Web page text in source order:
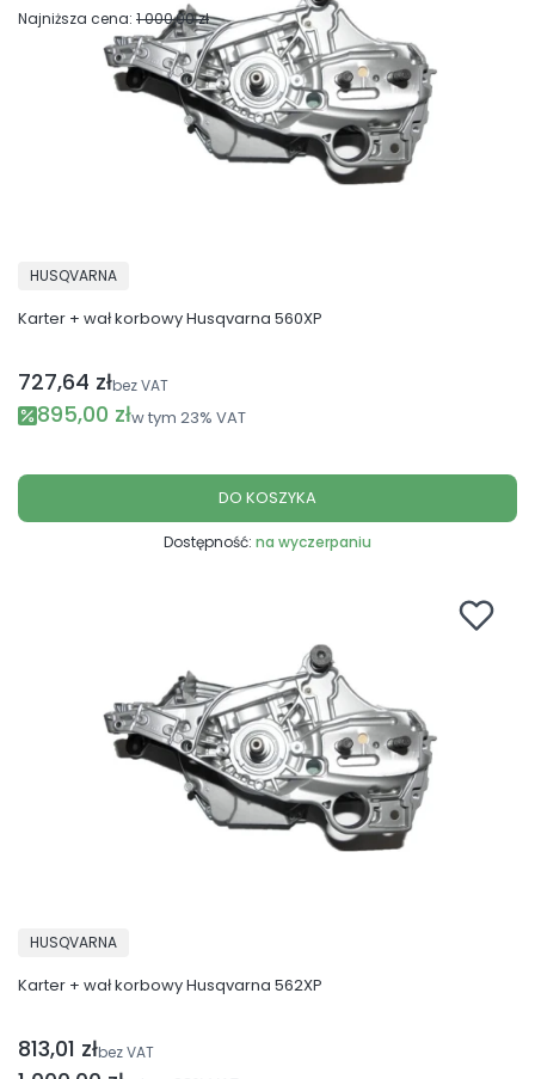
Karter + wał korbowy Husqvarna 560XP
PRODUCENT
HUSQVARNA
Cena promocyjna brutto
895,00 złw tym 23% VAT
Najniższa cena: 1 000,00 zł
Cena netto
727,64 złbez VAT
DO KOSZYKA
Dostępność: na wyczerpaniu
Karter + wał korbowy Husqvarna 562XP
PRODUCENT
HUSQVARNA
Cena netto
813,01 złbez VAT